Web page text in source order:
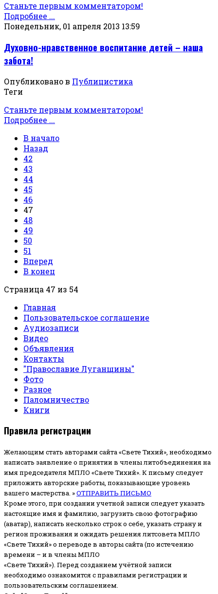
Станьте первым комментатором!
Подробнее ...
Понедельник, 01 апреля 2013 13:59
Духовно-нравственное воспитание детей – наша
забота!
Опубликовано в Публицистика
Теги
Станьте первым комментатором!
Подробнее ...
В начало
Назад
42
43
44
45
46
47
48
49
50
51
Вперед
В конец
Страница 47 из 54
Главная
Пользовательское соглашение
Аудиозаписи
Видео
Объявления
Контакты
"Православие Луганщины"
Фото
Разное
Паломничество
Книги
Правила регистрации
Желающим стать авторами сайта «Свете Тихий», необходимо
написать заявление о принятии в члены литобъединения на
имя председателя МПЛО «Свете Тихий». К письму следует
приложить авторские работы, показывающие уровень
вашего мастерства. »ОТПРАВИТЬ ПИСЬМО
Кроме этого, при создании учетной записи следует указать
настоящие имя и фамилию, загрузить свою фотографию
(аватар), написать несколько строк о себе, указать страну и
регион проживания и ожидать решения литсовета МПЛО
«Свете Тихий» о переводе в авторы сайта (по истечению
времени – и в члены МПЛО
«Свете Тихий»). Перед созданием учётной записи
необходимо ознакомится с правилами регистрации и
пользовательским соглашением.